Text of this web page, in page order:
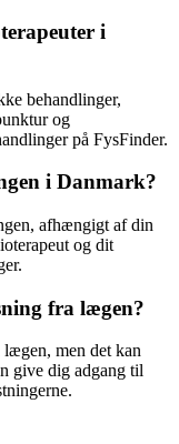
i
behandlinger,
og
på FysFinder.
i Danmark?
afhængigt af din
og dit
fra lægen?
men det kan
give dig adgang til